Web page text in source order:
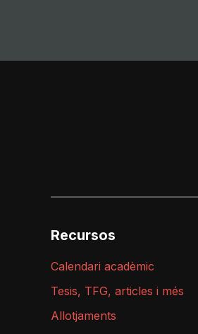
Recursos
Calendari acadèmic
Tesis, TFG, articles i més
Allotjaments